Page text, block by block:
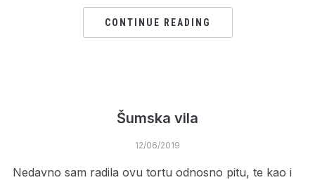
CONTINUE READING
Šumska vila
12/06/2019
Nedavno sam radila ovu tortu odnosno pitu, te kao i